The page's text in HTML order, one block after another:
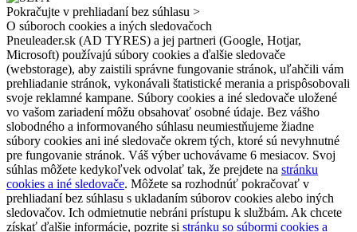
Pokračujte v prehliadaní bez súhlasu >
O súboroch cookies a iných sledovačoch
Pneuleader.sk (AD TYRES) a jej partneri (Google, Hotjar,
Microsoft) používajú súbory cookies a ďalšie sledovače
(webstorage), aby zaistili správne fungovanie stránok, uľahčili vám
prehliadanie stránok, vykonávali štatistické merania a prispôsobovali
svoje reklamné kampane. Súbory cookies a iné sledovače uložené
vo vašom zariadení môžu obsahovať osobné údaje. Bez vášho
slobodného a informovaného súhlasu neumiestňujeme žiadne
súbory cookies ani iné sledovače okrem tých, ktoré sú nevyhnutné
pre fungovanie stránok. Váš výber uchovávame 6 mesiacov. Svoj
súhlas môžete kedykoľvek odvolať tak, že prejdete na stránku
cookies a iné sledovače. Môžete sa rozhodnúť pokračovať v
prehliadaní bez súhlasu s ukladaním súborov cookies alebo iných
sledovačov. Ich odmietnutie nebráni prístupu k službám. Ak chcete
získať ďalšie informácie, pozrite si stránku so súbormi cookies a